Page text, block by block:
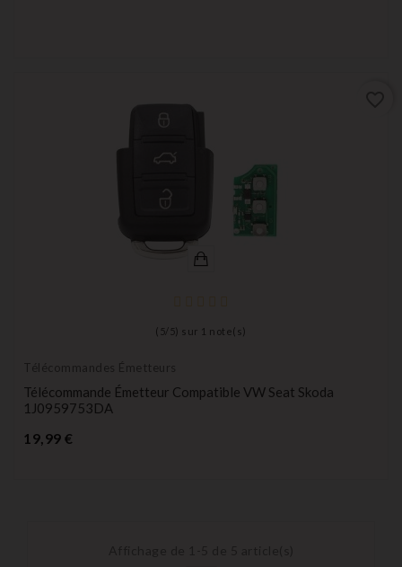
( 5/ 5) sur 1 note(s)
Télécommandes Émetteurs
Télécommande Émetteur Compatible VW Seat Skoda
1J0959753DA
19,99 €